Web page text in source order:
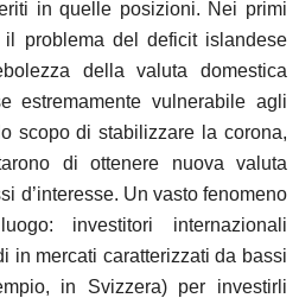
in quelle posizioni. Nei primi
il problema del deficit islandese
della valuta domestica
estremamente vulnerabile agli
scopo di stabilizzare la corona,
di ottenere nuova valuta
d’interesse. Un vasto fenomeno
investitori internazionali
in mercati caratterizzati da bassi
in Svizzera) per investirli